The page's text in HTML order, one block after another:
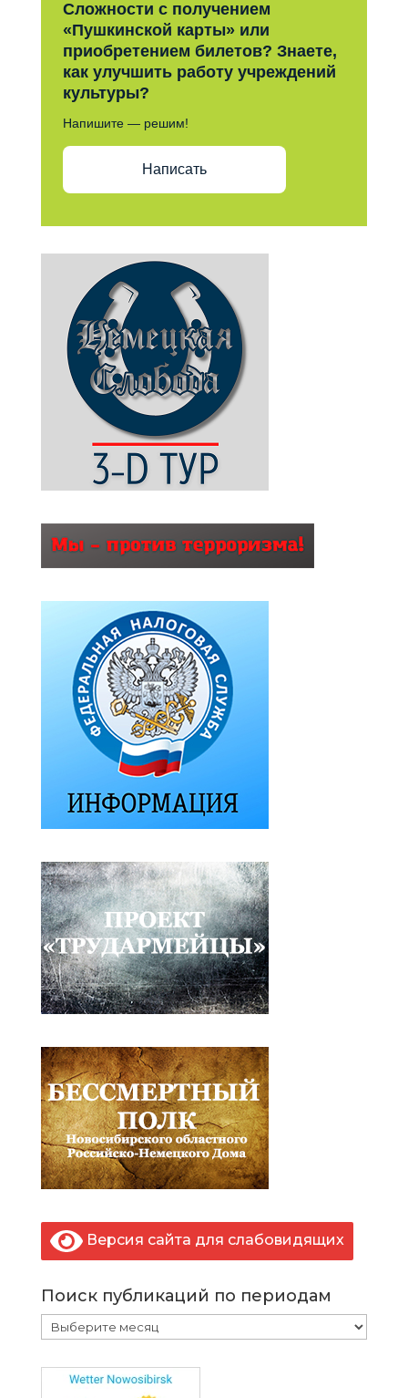
Сложности с получением
«Пушкинской карты» или
приобретением билетов? Знаете,
как улучшить работу учреждений
культуры?
Напишите — решим!
Написать
Версия сайта для слабовидящих
Поиск публикаций по периодам
Поиск
публикаций
периодам